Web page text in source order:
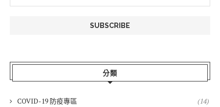
分類
COVID-19 防疫專區 (14)